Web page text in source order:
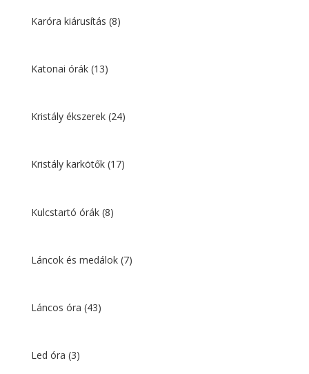
Karóra kiárusítás (8)
Katonai órák (13)
Kristály ékszerek (24)
Kristály karkötők (17)
Kulcstartó órák (8)
Láncok és medálok (7)
Láncos óra (43)
Led óra (3)